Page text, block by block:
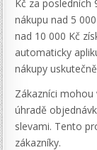
Kč za posledních
nákupu nad 5
nad 10 000 Kč
automaticky
nákupy
Zákazníci
úhradě
slevami. Tento
zákazníky.